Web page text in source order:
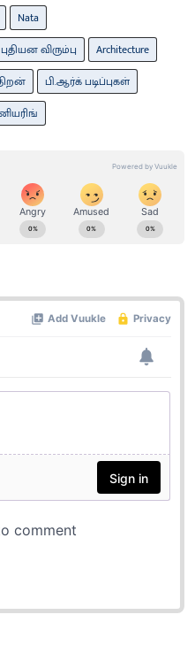
Nata
புதியன விரும்பு
Architecture
பி.ஆர்க் படிப்புகள்